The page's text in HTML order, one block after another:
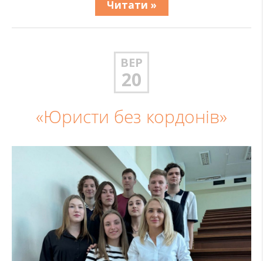
Читати »
ВЕР
20
«Юристи без кордонів»